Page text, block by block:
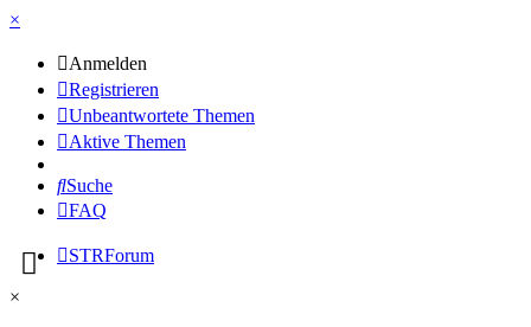
×
Anmelden
Registrieren
Unbeantwortete Themen
Aktive Themen
Suche
FAQ
STRForum
×